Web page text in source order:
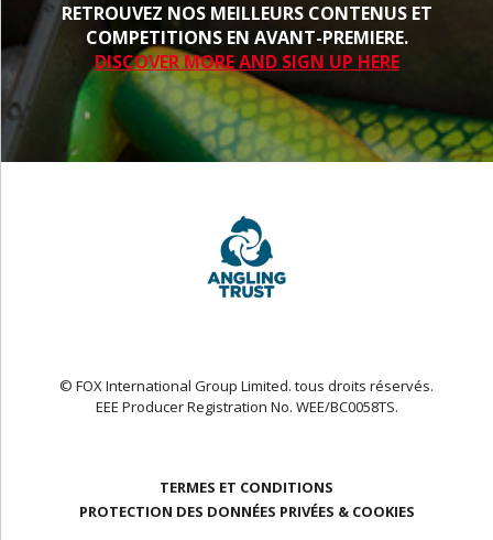
RETROUVEZ NOS MEILLEURS CONTENUS ET
COMPETITIONS EN AVANT-PREMIERE.
DISCOVER MORE AND SIGN UP HERE
© FOX International Group Limited. tous droits réservés.
EEE Producer Registration No. WEE/BC0058TS.
TERMES ET CONDITIONS
PROTECTION DES DONNÉES PRIVÉES & COOKIES